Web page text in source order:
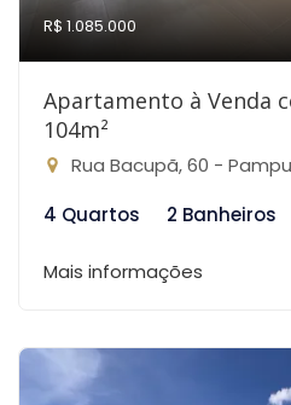
R$ 1.085.000
Apartamento à Venda
104m²
Rua Bacupã, 60 -
4 Quartos
2 Banheiros
Mais informações